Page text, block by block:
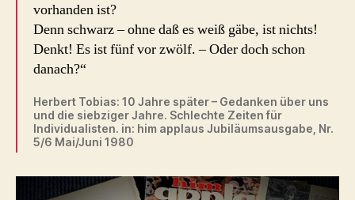
vorhanden ist?
Denn schwarz – ohne daß es weiß gäbe, ist nichts!
Denkt! Es ist fünf vor zwölf. – Oder doch schon
danach?“
Herbert Tobias: 10 Jahre später – Gedanken über uns
und die siebziger Jahre. Schlechte Zeiten für
Individualisten. in: him applaus Jubiläumsausgabe, Nr.
5/6 Mai/Juni 1980